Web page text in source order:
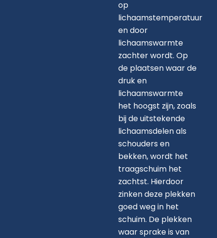
op
lichaamstemperatuur
en door
lichaamswarmte
zachter wordt. Op
de plaatsen waar de
druk en
lichaamswarmte
het hoogst zijn, zoals
bij de uitstekende
lichaamsdelen als
schouders en
bekken, wordt het
traagschuim het
zachtst. Hierdoor
zinken deze plekken
goed weg in het
schuim. De plekken
waar sprake is van